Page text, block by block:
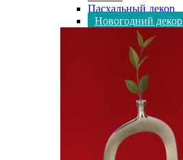
Пасхальный декор
Новогодний декор